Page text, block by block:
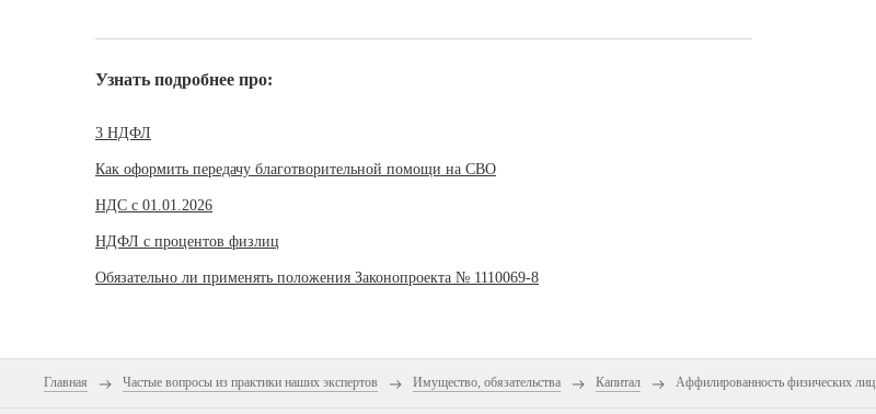
Узнать подробнее про:
3 НДФЛ
Как оформить передачу благотворительной помощи на СВО
НДС с 01.01.2026
НДФЛ с процентов физлиц
Обязательно ли применять положения Законопроекта № 1110069-8
Главная Частые вопросы из практики наших экспертов Имущество, обязательства Капитал Аффилированность физических лиц